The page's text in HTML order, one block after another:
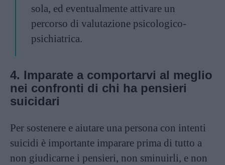
sola, ed eventualmente attivare un
percorso di valutazione psicologico-
psichiatrica.
4. Imparate a comportarvi al meglio
nei confronti di chi ha pensieri
suicidari
Per sostenere e aiutare una persona con intenti
suicidi è importante imparare prima di tutto a
non giudicarne i pensieri, non sminuirli, e non